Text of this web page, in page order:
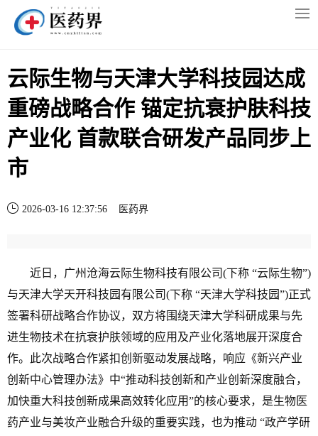
云际生物与天津大学科技园达成
重磅战略合作 锚定抗衰护肤科技
产业化 首款联合研发产品同步上
市
2026-03-16 12:37:56 医药界
近日，广州沧海云际生物科技有限公司(下称 “云际生物”)
与天津大学天开科技园有限公司(下称 “天津大学科技园”)正式
签署科研战略合作协议，双方将围绕天津大学科研成果与先
进生物技术在抗衰护肤领域的应用及产业化落地展开深度合
作。此次战略合作紧扣创新驱动发展战略，响应《新兴产业
创新中心管理办法》中“推动科技创新和产业创新深度融合，
加快重大科技创新成果高效转化应用”的核心要求，是生物医
药产业与美妆产业融合升级的重要实践，也为推动 “政产学研